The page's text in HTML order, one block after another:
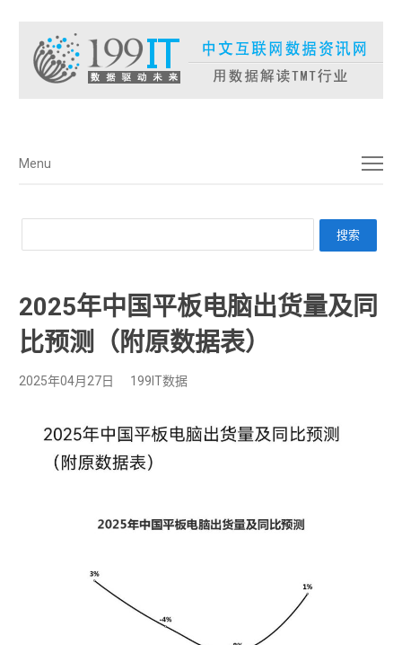
菜单
Menu
2025年中国平板电脑出货量及同
比预测（附原数据表） ​​​
2025年04月27日 199IT数据